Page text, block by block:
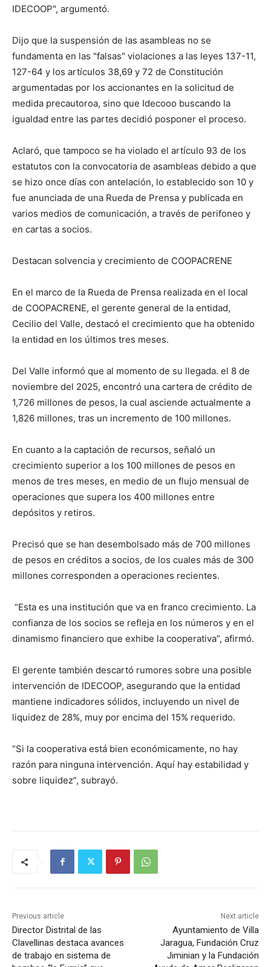
IDECOOP", argumentó.
Dijo que la suspensión de las asambleas no se
fundamenta en las "falsas" violaciones a las leyes 137-11,
127-64 y los artículos 38,69 y 72 de Constitución
argumentadas por los accionantes en la solicitud de
medida precautoroa, sino que Idecooo buscando la
igualdad entre las partes decidió posponer el proceso.
Aclaró, que tampoco se ha violado el artículo 93 de los
estatutos con la convocatoria de asambleas debido a que
se hizo once días con antelación, lo establecido son 10 y
fue anunciada de una Rueda de Prensa y publicada en
varios medios de comunicación, a través de perifoneo y
en cartas a socios.
Destacan solvencia y crecimiento de COOPACRENE
En el marco de la Rueda de Prensa realizada en el local
de COOPACRENE, el gerente general de la entidad,
Cecilio del Valle, destacó el crecimiento que ha obtenido
la entidad en los últimos tres meses.
Del Valle informó que al momento de su llegada. el 8 de
noviembre del 2025, encontró una cartera de crédito de
1,726 millones de pesos, la cual asciende actualmente a
1,826 millones, tras un incremento de 100 millones.
En cuanto a la captación de recursos, señaló un
crecimiento superior a los 100 millones de pesos en
menos de tres meses, en medio de un flujo mensual de
operaciones que supera los 400 millones entre
depósitos y retiros.
Precisó que se han desembolsado más de 700 millones
de pesos en créditos a socios, de los cuales más de 300
millones corresponden a operaciones recientes.
“Esta es una institución que va en franco crecimiento. La
confianza de los socios se refleja en los números y en el
dinamismo financiero que exhibe la cooperativa”, afirmó.
El gerente también descartó rumores sobre una posible
intervención de IDECOOP, asegurando que la entidad
mantiene indicadores sólidos, incluyendo un nivel de
liquidez de 28%, muy por encima del 15% requerido.
“Si la cooperativa está bien económicamente, no hay
razón para ninguna intervención. Aquí hay estabilidad y
sobre liquidez”, subrayó.
Previous article
Director Distrital de las
Clavellinas destaca avances
de trabajo en sistema de
Next article
Ayuntamiento de Villa
Jaragua, Fundación Cruz
Jiminian y la Fundación